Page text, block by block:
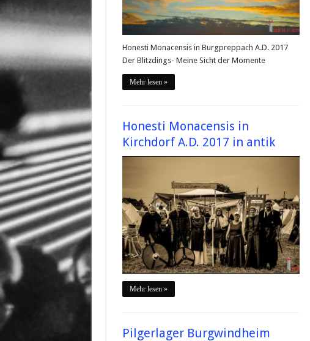
Honesti Monacensis in Burgpreppach A.D. 2017
Der Blitzdings- Meine Sicht der Momente
Mehr lesen »
Honesti Monacensis in
Kirchdorf A.D. 2017 in antik
Mehr lesen »
Pilgerlager Burgwindheim